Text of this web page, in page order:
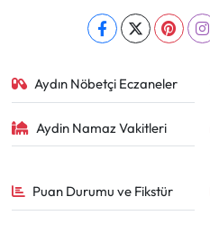
Aydın Nöbetçi Eczaneler
Aydin Namaz Vakitleri
Puan Durumu ve Fikstür